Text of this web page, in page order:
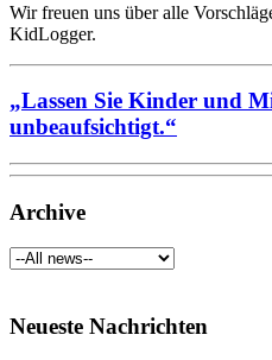
Wir freuen uns über alle
KidLogger.
„Lassen Sie Kinder und
unbeaufsichtigt.“
Archive
Neueste Nachrichten